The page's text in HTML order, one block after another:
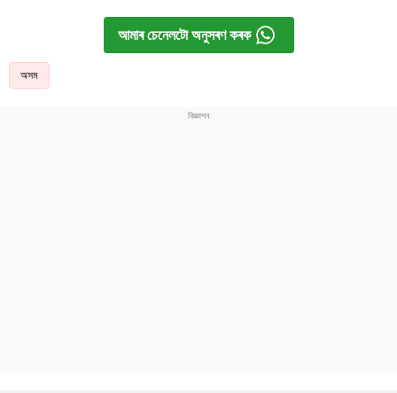
আমাৰ চেনেলটো অনুসৰণ কৰক
অসম